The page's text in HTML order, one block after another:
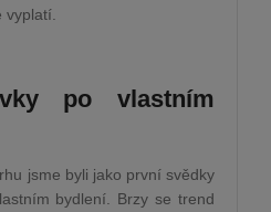
vyplatí.
po vlastním
jsme byli jako první svědky
bydlení. Brzy se trend